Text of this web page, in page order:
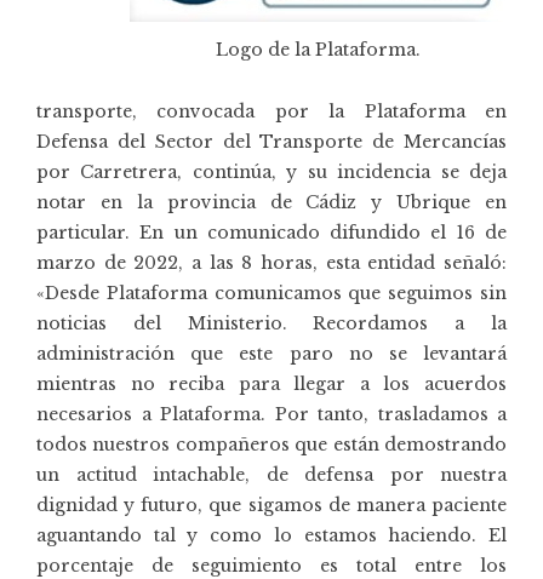
Logo de la Plataforma.
transporte, convocada por la Plataforma en
Defensa del Sector del Transporte de Mercancías
por Carretrera, continúa, y su incidencia se deja
notar en la provincia de Cádiz y Ubrique en
particular. En un comunicado difundido el 16 de
marzo de 2022, a las 8 horas, esta entidad señaló:
«Desde Plataforma comunicamos que seguimos sin
noticias del Ministerio. Recordamos a la
administración que este paro no se levantará
mientras no reciba para llegar a los acuerdos
necesarios a Plataforma. Por tanto, trasladamos a
todos nuestros compañeros que están demostrando
un actitud intachable, de defensa por nuestra
dignidad y futuro, que sigamos de manera paciente
aguantando tal y como lo estamos haciendo. El
porcentaje de seguimiento es total entre los